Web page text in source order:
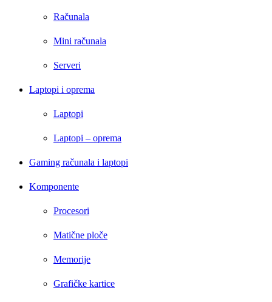
Računala
Mini računala
Serveri
Laptopi i oprema
Laptopi
Laptopi – oprema
Gaming računala i laptopi
Komponente
Procesori
Matične ploče
Memorije
Grafičke kartice